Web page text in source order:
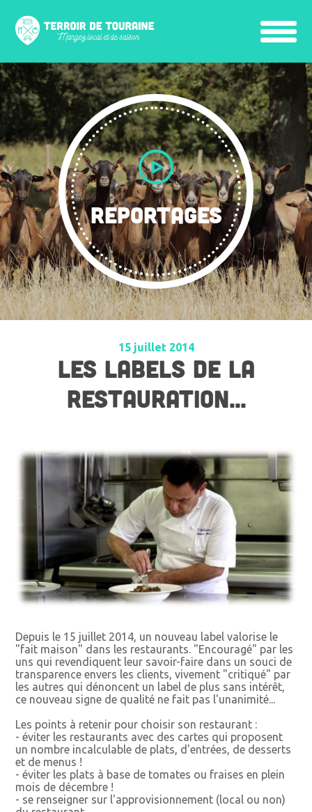
REPORTAGES
15 juillet 2014
LES LABELS DE LA
RESTAURATION...
Depuis le 15 juillet 2014, un nouveau label valorise le
"fait maison" dans les restaurants. "Encouragé" par les
uns qui revendiquent leur savoir-faire dans un souci de
transparence envers les clients, vivement "critiqué" par
les autres qui dénoncent un label de plus sans intérêt,
ce nouveau signe de qualité ne fait pas l'unanimité...
Les points à retenir pour choisir son restaurant :
- éviter les restaurants avec des cartes qui proposent
un nombre incalculable de plats, d'entrées, de desserts
et de menus !
- éviter les plats à base de tomates ou fraises en plein
mois de décembre !
- se renseigner sur l'approvisionnement (local ou non)